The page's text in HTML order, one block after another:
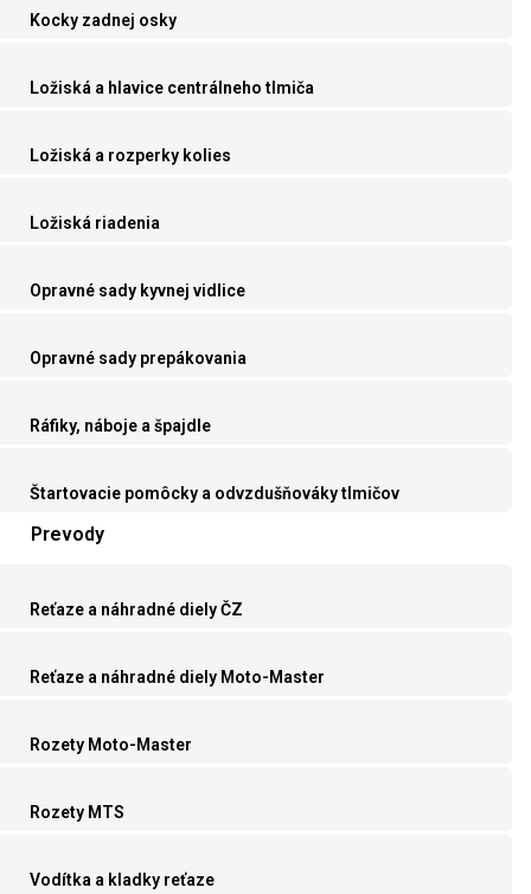
Kocky zadnej osky
Ložiská a hlavice centrálneho tlmiča
Ložiská a rozperky kolies
Ložiská riadenia
Opravné sady kyvnej vidlice
Opravné sady prepákovania
Ráfiky, náboje a špajdle
Štartovacie pomôcky a odvzdušňováky tlmičov
Prevody
Reťaze a náhradné diely ČZ
Reťaze a náhradné diely Moto-Master
Rozety Moto-Master
Rozety MTS
Vodítka a kladky reťaze